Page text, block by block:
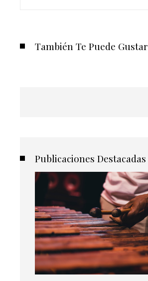
También Te Puede Gustar
Publicaciones Destacadas